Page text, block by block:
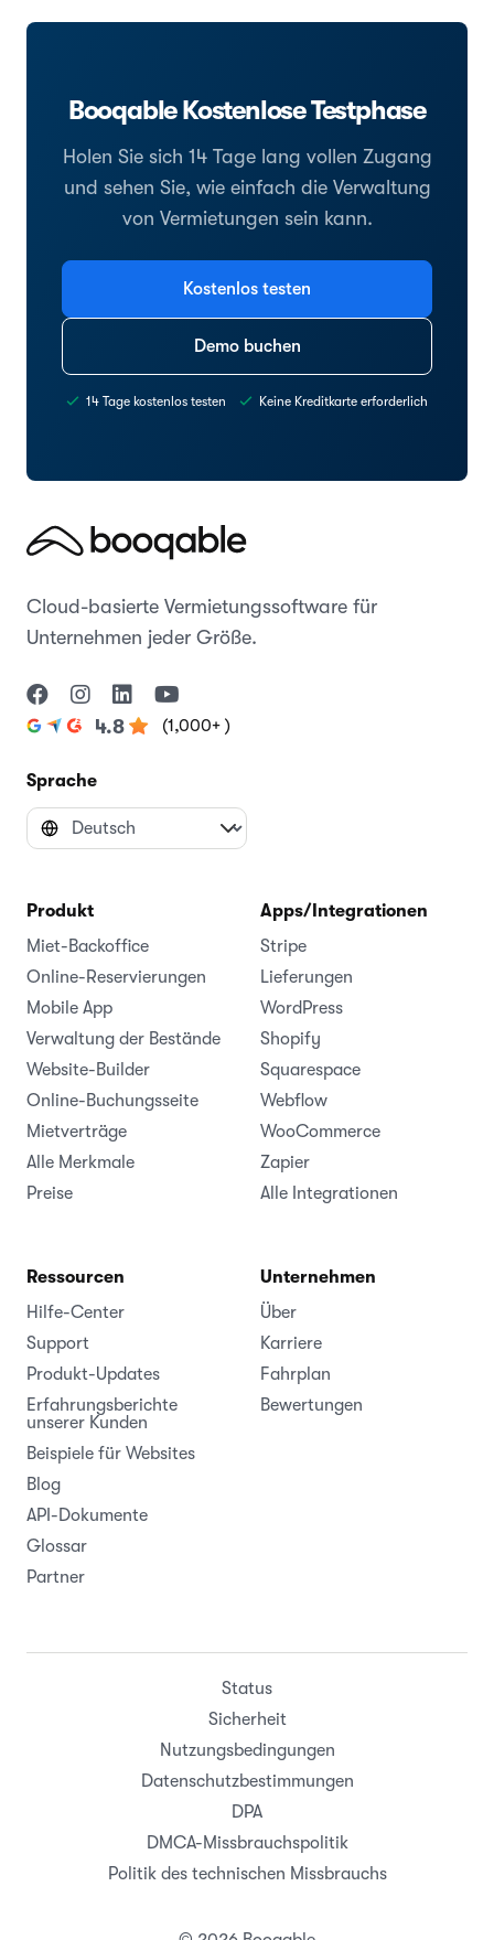
Booqable Kostenlose Testphase
Holen Sie sich 14 Tage lang vollen Zugang
und sehen Sie, wie einfach die Verwaltung
von Vermietungen sein kann.
Kostenlos testen
Demo buchen
14 Tage kostenlos testen Keine Kreditkarte erforderlich
Cloud-basierte Vermietungssoftware für
Unternehmen jeder Größe.
4.8 (1,000+ )
Sprache
Produkt
Miet-Backoffice
Online-Reservierungen
Mobile App
Verwaltung der Bestände
Website-Builder
Online-Buchungsseite
Mietverträge
Alle Merkmale
Preise
Apps/Integrationen
Stripe
Lieferungen
WordPress
Shopify
Squarespace
Webflow
WooCommerce
Zapier
Alle Integrationen
Ressourcen
Hilfe-Center
Support
Produkt-Updates
Erfahrungsberichte
unserer Kunden
Beispiele für Websites
Blog
API-Dokumente
Glossar
Partner
Unternehmen
Über
Karriere
Fahrplan
Bewertungen
Status
Sicherheit
Nutzungsbedingungen
Datenschutzbestimmungen
DPA
DMCA-Missbrauchspolitik
Politik des technischen Missbrauchs